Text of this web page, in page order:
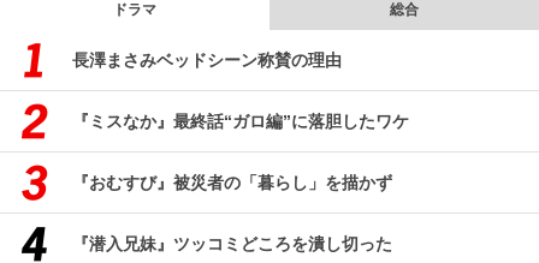
ドラマ 総合
長澤まさみベッドシーン称賛の理由
『ミスなか』最終話“ガロ編”に落胆したワケ
『おむすび』被災者の「暮らし」を描かず
『潜入兄妹』ツッコミどころを潰し切った